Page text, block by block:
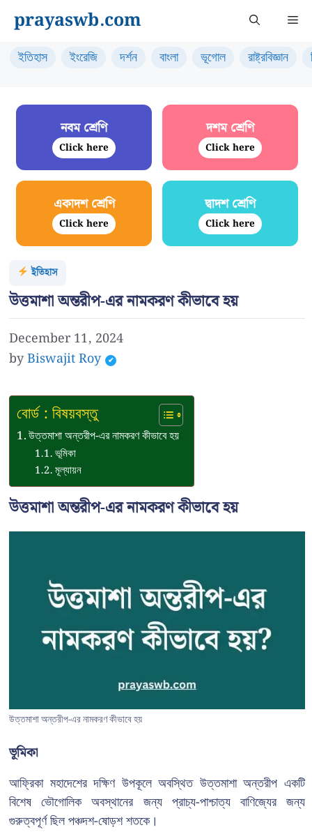
content
prayaswb.com
ইতিহাস ইংরেজি দর্শন বাংলা ভূগোল রাষ্ট্রবিজ্ঞান
নবম শ্রেণি
Click here
দশম শ্রেণি
Click here
একাদশ শ্রেণি
Click here
দ্বাদশ শ্রেণি
Click here
ইতিহাস
উত্তমাশা অন্তরীপ-এর নামকরণ কীভাবে হয়
December 11, 2024
byBiswajit Roy
বোর্ড : বিষয়বস্তু
উত্তমাশা অন্তরীপ-এর নামকরণ কীভাবে হয়
ভূমিকা
মূল্যায়ন
উত্তমাশা অন্তরীপ-এর নামকরণ কীভাবে হয়
উত্তমাশা অন্তরীপ-এর নামকরণ কীভাবে হয়
ভূমিকা
আফ্রিকা মহাদেশের দক্ষিণ উপকূলে অবস্থিত উত্তমাশা অন্তরীপ একটি
বিশেষ ভৌগোলিক অবস্থানের জন্য প্রাচ্য-পাশ্চাত্য বাণিজ্যের জন্য
গুরুত্বপূর্ণ ছিল পঞ্চদশ-ষোড়শ শতকে।